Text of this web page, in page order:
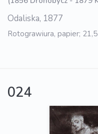
Odaliska, 1877
Rotograwiura, papier;
024